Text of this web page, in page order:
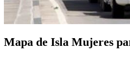
Mapa de Isla Mujeres